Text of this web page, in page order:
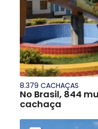
8.379 CACHAÇAS
No Brasil, 844
cachaça